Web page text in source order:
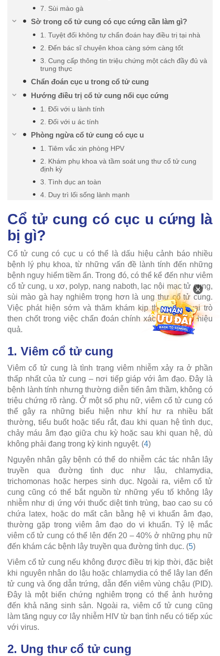
7. Sùi mào gà
Sờ trong cổ tử cung có cục cứng cần làm gì?
1. Tuyệt đối không tự chẩn đoán hay điều trị tại nhà
2. Đến bác sĩ chuyên khoa càng sớm càng tốt
3. Cung cấp thông tin triệu chứng một cách đầy đủ và
trung thực
Chẩn đoán cục u trong cổ tử cung
Hướng điều trị cổ tử cung nổi cục cứng
1. Đối với u lành tính
2. Đối với u ác tính
Phòng ngừa cổ tử cung có cục u
1. Tiêm vắc xin phòng HPV
2. Khám phụ khoa và tầm soát ung thư cổ tử cung
định kỳ
3. Tình dục an toàn
4. Duy trì lối sống lành mạnh
Cổ tử cung có cục u cứng là
bị gì?
Cổ tử cung có cục u có thể là dấu hiệu cảnh báo nhiều
bệnh lý phụ khoa, từ những vấn đề lành tính đến những
bệnh nguy hiểm tiềm ẩn. Trong đó, có thể kể đến như viêm
cổ tử cung, u xơ, polyp, nang naboth, lạc nội mạc tử cung,
sùi mào gà hay nghiêm trọng hơn là ung thư cổ tử cung.
Việc phát hiện sớm và thăm khám kịp thời đóng vai trò
then chốt trong việc chẩn đoán chính xác và điều trị hiệu
quả.
1. Viêm cổ tử cung
Viêm cổ tử cung là tình trạng viêm nhiễm xảy ra ở phần
thấp nhất của tử cung – nơi tiếp giáp với âm đạo. Đây là
bệnh lành tính nhưng thường diễn tiến âm thầm, không có
triệu chứng rõ ràng. Ở một số phụ nữ, viêm cổ tử cung có
thể gây ra những biểu hiện như khí hư ra nhiều bất
thường, tiểu buốt hoặc tiểu rắt, đau khi quan hệ tình dục,
chảy máu âm đạo giữa chu kỳ hoặc sau khi quan hệ, dù
không phải đang trong kỳ kinh nguyệt. (4)
Nguyên nhân gây bệnh có thể do nhiễm các tác nhân lây
truyền qua đường tình dục như lậu, chlamydia,
trichomonas hoặc herpes sinh dục. Ngoài ra, viêm cổ tử
cung cũng có thể bắt nguồn từ những yếu tố không lây
nhiễm như dị ứng với thuốc diệt tinh trùng, bao cao su có
chứa latex, hoặc do mất cân bằng hệ vi khuẩn âm đạo,
thường gặp trong viêm âm đạo do vi khuẩn. Tỷ lệ mắc
viêm cổ tử cung có thể lên đến 20 – 40% ở những phụ nữ
đến khám các bệnh lây truyền qua đường tình dục. (5)
Viêm cổ tử cung nếu không được điều trị kịp thời, đặc biệt
khi nguyên nhân do lậu hoặc chlamydia có thể lây lan đến
tử cung và ống dẫn trứng, dẫn đến viêm vùng chậu (PID).
Đây là một biến chứng nghiêm trọng có thể ảnh hưởng
đến khả năng sinh sản. Ngoài ra, viêm cổ tử cung cũng
làm tăng nguy cơ lây nhiễm HIV từ bạn tình nếu có tiếp xúc
với virus.
2. Ung thư cổ tử cung
×